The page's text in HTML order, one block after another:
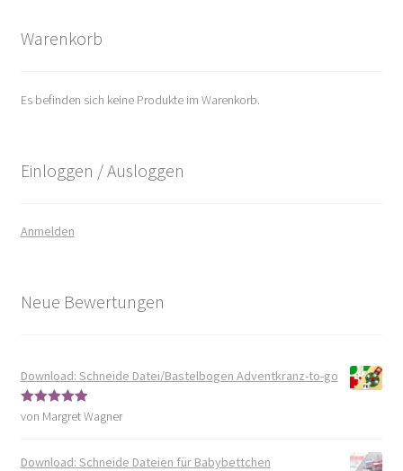
Warenkorb
Es befinden sich keine Produkte im Warenkorb.
Einloggen / Ausloggen
Anmelden
Neue Bewertungen
Download: Schneide Datei/Bastelbogen Adventkranz-to-go
Bewertet mit
von Margret Wagner
Download: Schneide Dateien für Babybettchen